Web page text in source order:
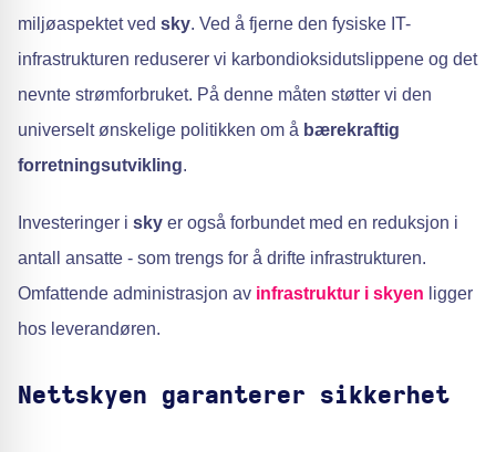
miljøaspektet ved sky. Ved å fjerne den fysiske IT-
infrastrukturen reduserer vi karbondioksidutslippene og det
nevnte strømforbruket. På denne måten støtter vi den
universelt ønskelige politikken om å bærekraftig
forretningsutvikling.
Investeringer i sky er også forbundet med en reduksjon i
antall ansatte - som trengs for å drifte infrastrukturen.
Omfattende administrasjon av infrastruktur i skyen ligger
hos leverandøren.
Nettskyen garanterer sikkerhet